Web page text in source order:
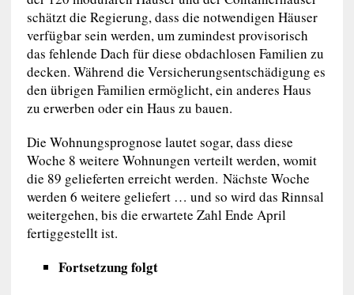
schätzt die Regierung, dass die notwendigen Häuser
verfügbar sein werden, um zumindest provisorisch
das fehlende Dach für diese obdachlosen Familien zu
decken. Während die Versicherungsentschädigung es
den übrigen Familien ermöglicht, ein anderes Haus
zu erwerben oder ein Haus zu bauen.
Die Wohnungsprognose lautet sogar, dass diese
Woche 8 weitere Wohnungen verteilt werden, womit
die 89 gelieferten erreicht werden. Nächste Woche
werden 6 weitere geliefert … und so wird das Rinnsal
weitergehen, bis die erwartete Zahl Ende April
fertiggestellt ist.
Fortsetzung folgt